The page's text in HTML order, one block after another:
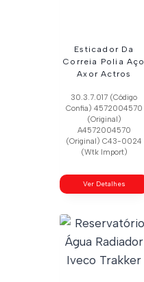
Esticador Da
Correia Polia Aço
Axor Actros
30.3.7.017 (Código
Confia) 4572004570
(Original)
A4572004570
(Original) C43-0024
(Wtk Import)
Ver Detalhes